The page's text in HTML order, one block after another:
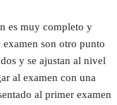
es muy completo y
son otro punto
y se ajustan al nivel
al examen con una
al primer examen